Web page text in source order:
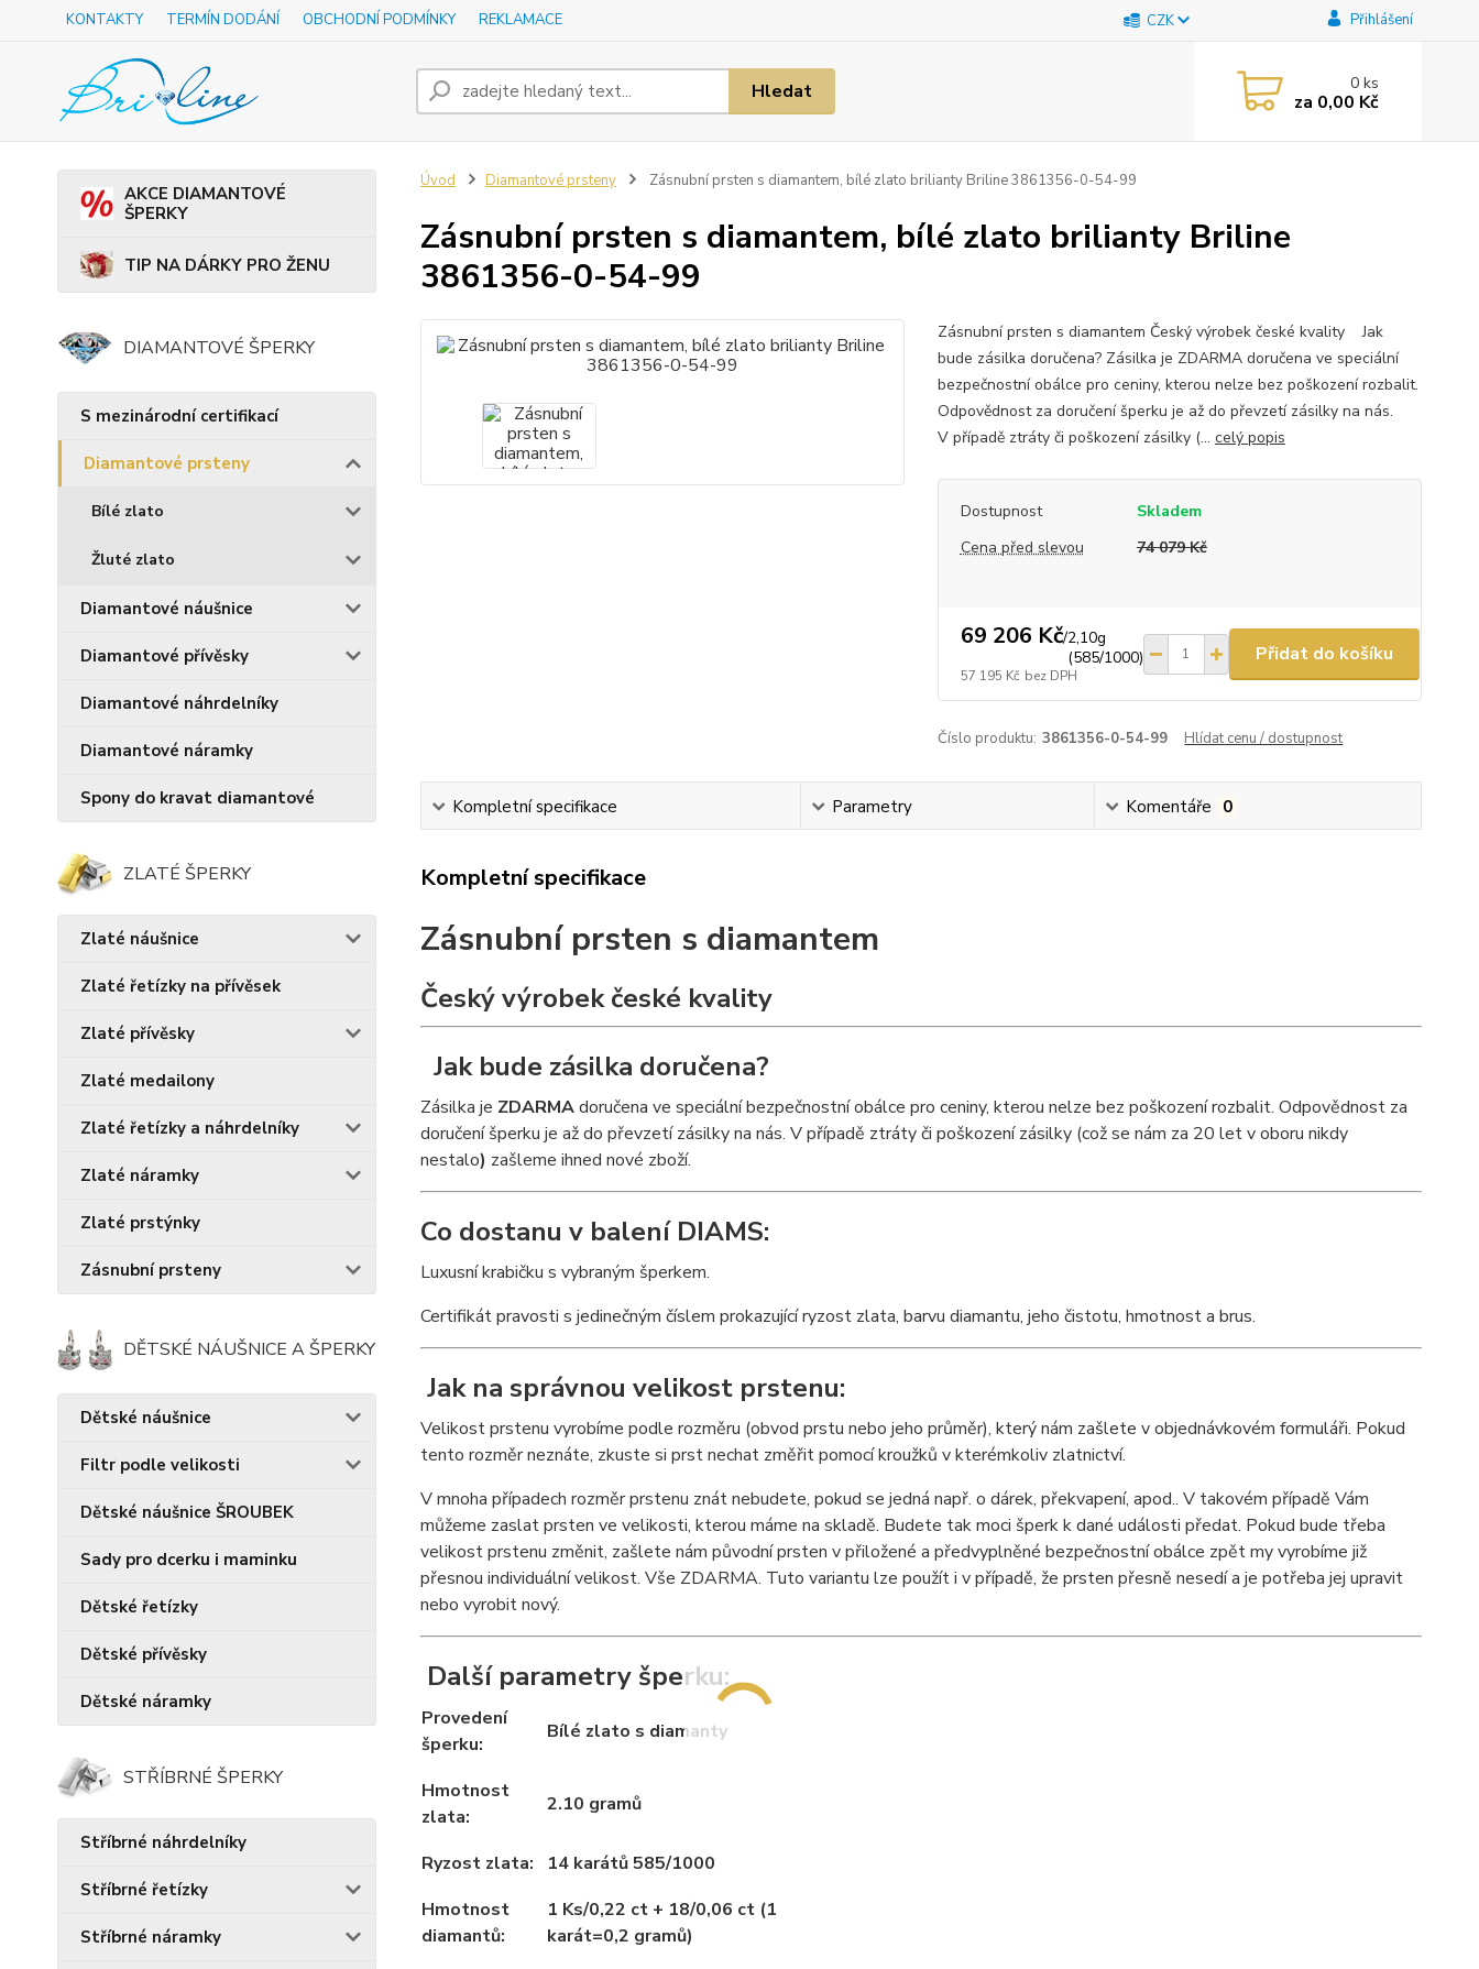
KONTAKTY TERMÍN DODÁNÍ OBCHODNÍ PODMÍNKY REKLAMACE CZK Přihlášení
Hledat 0ks
za 0,00 Kč
AKCE DIAMANTOVÉ
ŠPERKY
TIP NA DÁRKY PRO ŽENU
DIAMANTOVÉ ŠPERKY
S mezinárodní certifikací
Diamantové prsteny
Bílé zlato
Žluté zlato
Diamantové náušnice
Diamantové přívěsky
Diamantové náhrdelníky
Diamantové náramky
Spony do kravat diamantové
ZLATÉ ŠPERKY
Zlaté náušnice
Zlaté řetízky na přívěsek
Zlaté přívěsky
Zlaté medailony
Zlaté řetízky a náhrdelníky
Zlaté náramky
Zlaté prstýnky
Zásnubní prsteny
DĚTSKÉ NÁUŠNICE A ŠPERKY
Dětské náušnice
Filtr podle velikosti
Dětské náušnice ŠROUBEK
Sady pro dcerku i maminku
Dětské řetízky
Dětské přívěsky
Dětské náramky
STŘÍBRNÉ ŠPERKY
Stříbrné náhrdelníky
Stříbrné řetízky
Stříbrné náramky
Úvod Diamantové prsteny Zásnubní prsten s diamantem, bílé zlato brilianty Briline 3861356-0-54-99
Zásnubní prsten s diamantem, bílé zlato brilianty Briline
3861356-0-54-99
Zásnubní prsten s diamantem Český výrobek české kvality Jak
bude zásilka doručena? Zásilka je ZDARMA doručena ve speciální
bezpečnostní obálce pro ceniny, kterou nelze bez poškození rozbalit.
Odpovědnost za doručení šperku je až do převzetí zásilky na nás.
V případě ztráty či poškození zásilky (... celý popis
Dostupnost
Skladem
Cena před slevou
74 079 Kč
69 206 Kč/2,10g
(585/1000)
57 195 Kč bez DPH
Přidat do košíku
Číslo produktu: 3861356-0-54-99 Hlídat cenu / dostupnost
Kompletní specifikace Parametry Komentáře 0
Kompletní specifikace
Zásnubní prsten s diamantem
Český výrobek české kvality
Jak bude zásilka doručena?
Zásilka je ZDARMAdoručena ve speciální bezpečnostní obálce pro ceniny, kterou nelze bez poškození rozbalit. Odpovědnost za
doručení šperku je až do převzetí zásilky na nás. V případě ztráty či poškození zásilky (což se nám za 20 let v oboru nikdy
nestalo) zašleme ihned nové zboží.
Co dostanu v balení DIAMS:
Luxusní krabičku s vybraným šperkem.
Certifikát pravosti s jedinečným číslem prokazující ryzost zlata, barvu diamantu, jeho čistotu, hmotnost a brus.
Jak na správnou velikost prstenu:
Velikost prstenu vyrobíme podle rozměru (obvod prstu nebo jeho průměr), který nám zašlete v objednávkovém formuláři. Pokud
tento rozměr neznáte, zkuste si prst nechat změřit pomocí kroužků v kterémkoliv zlatnictví.
V mnoha případech rozměr prstenu znát nebudete, pokud se jedná např. o dárek, překvapení, apod.. V takovém případě Vám
můžeme zaslat prsten ve velikosti, kterou máme na skladě. Budete tak moci šperk k dané události předat. Pokud bude třeba
velikost prstenu změnit, zašlete nám původní prsten v přiložené a předvyplněné bezpečnostní obálce zpět my vyrobíme již
přesnou individuální velikost. Vše ZDARMA. Tuto variantu lze použít i v případě, že prsten přesně nesedí a je potřeba jej upravit
nebo vyrobit nový.
Další parametry šperku:
Provedení
šperku:
Bílé zlato s diamanty
Hmotnost
zlata:
2.10 gramů
Ryzost zlata:
14 karátů 585/1000
Hmotnost
diamantů:
1 Ks/0,22 ct + 18/0,06 ct (1
karát=0,2 gramů)